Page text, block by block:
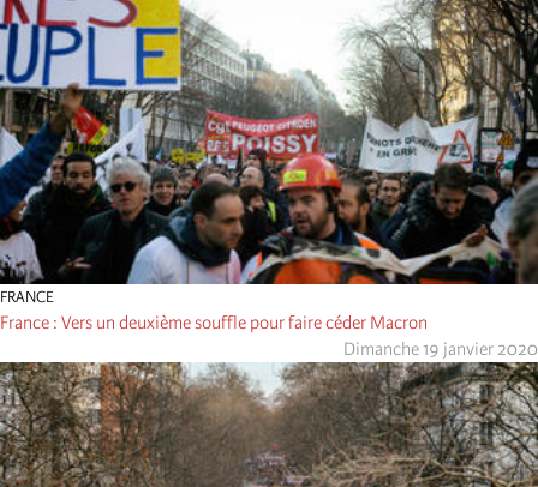
FRANCE
France : Vers un deuxième souffle pour faire céder Macron
Dimanche 19 janvier 2020